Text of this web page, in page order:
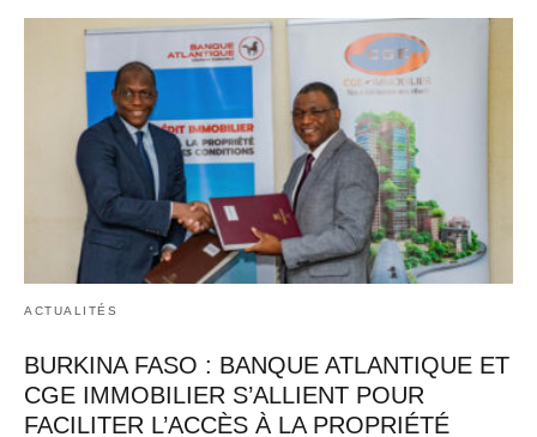
ACTUALITÉS
BURKINA FASO : BANQUE ATLANTIQUE ET
CGE IMMOBILIER S’ALLIENT POUR
FACILITER L’ACCÈS À LA PROPRIÉTÉ